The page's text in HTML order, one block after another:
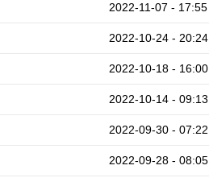
2022-11-07 - 17:55
2022-10-24 - 20:24
2022-10-18 - 16:00
2022-10-14 - 09:13
2022-09-30 - 07:22
2022-09-28 - 08:05